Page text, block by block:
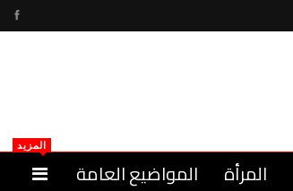
المرأة المواضيع العامة
المزيد